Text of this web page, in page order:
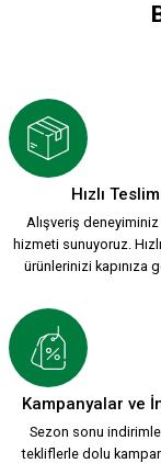
800,00 TL
YENİ SEZON
2.000,00 TL
YENİ SEZON 2026/
Hızlı
Alışveriş
hizmeti sunuyoruz.
ürünlerinizi kapınıza
Kampanyalar ve
Sezon sonu
tekliflerle dolu